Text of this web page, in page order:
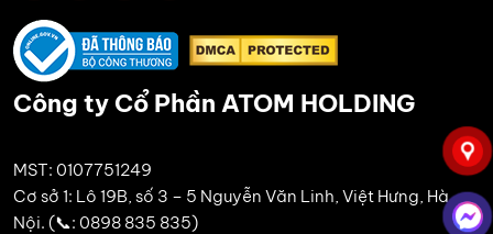
Công ty Cổ Phần ATOM HOLDING
MST: 0107751249
Cơ sở 1: Lô 19B, số 3 – 5 Nguyễn Văn Linh, Việt Hưng, Hà
Nội. (📞: 0898 835 835)